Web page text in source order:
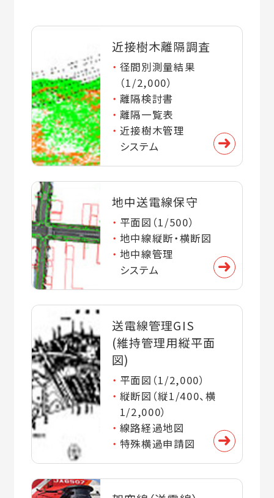
近接樹木離隔調査
径間別測量結果
（1/2,000）
離隔検討書
離隔一覧表
近接樹木管理
システム
地中送電線保守
平面図（1/500）
地中線縦断・横断図
地中線管理
システム
送電線管理GIS
(維持管理用縦平面
図)
平面図（1/2,000）
縦断図（縦1/400、横
1/2,000）
線路経過地図
特殊横過申請図